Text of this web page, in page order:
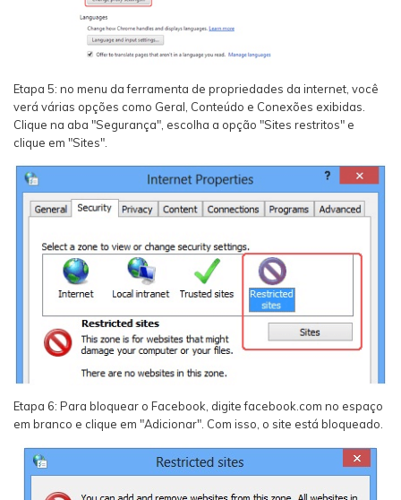
Etapa 5: no menu da ferramenta de propriedades da internet, você
verá várias opções como Geral, Conteúdo e Conexões exibidas.
Clique na aba "Segurança", escolha a opção "Sites restritos" e
clique em "Sites".
Etapa 6: Para bloquear o Facebook, digite facebook.com no espaço
em branco e clique em "Adicionar". Com isso, o site está bloqueado.